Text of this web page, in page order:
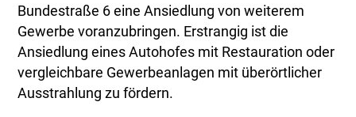
Bundestraße 6 eine Ansiedlung von weiterem
Gewerbe voranzubringen. Erstrangig ist die
Ansiedlung eines Autohofes mit Restauration oder
vergleichbare Gewerbeanlagen mit überörtlicher
Ausstrahlung zu fördern.